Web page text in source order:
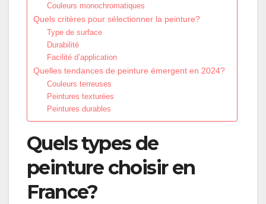
Couleurs monochromatiques
Quels critères pour sélectionner la peinture?
Type de surface
Durabilité
Facilité d’application
Quelles tendances de peinture émergent en 2024?
Couleurs terreuses
Peintures texturées
Peintures durables
Quels types de
peinture choisir en
France?